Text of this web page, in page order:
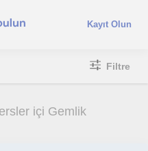
Kayıt Olun
Filtre
içi Gemlik